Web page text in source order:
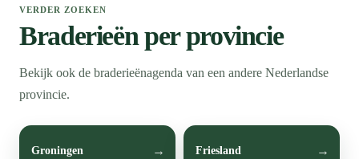
VERDER ZOEKEN
Braderieën per provincie
Bekijk ook de braderieënagenda van een andere Nederlandse
provincie.
Groningen Friesland